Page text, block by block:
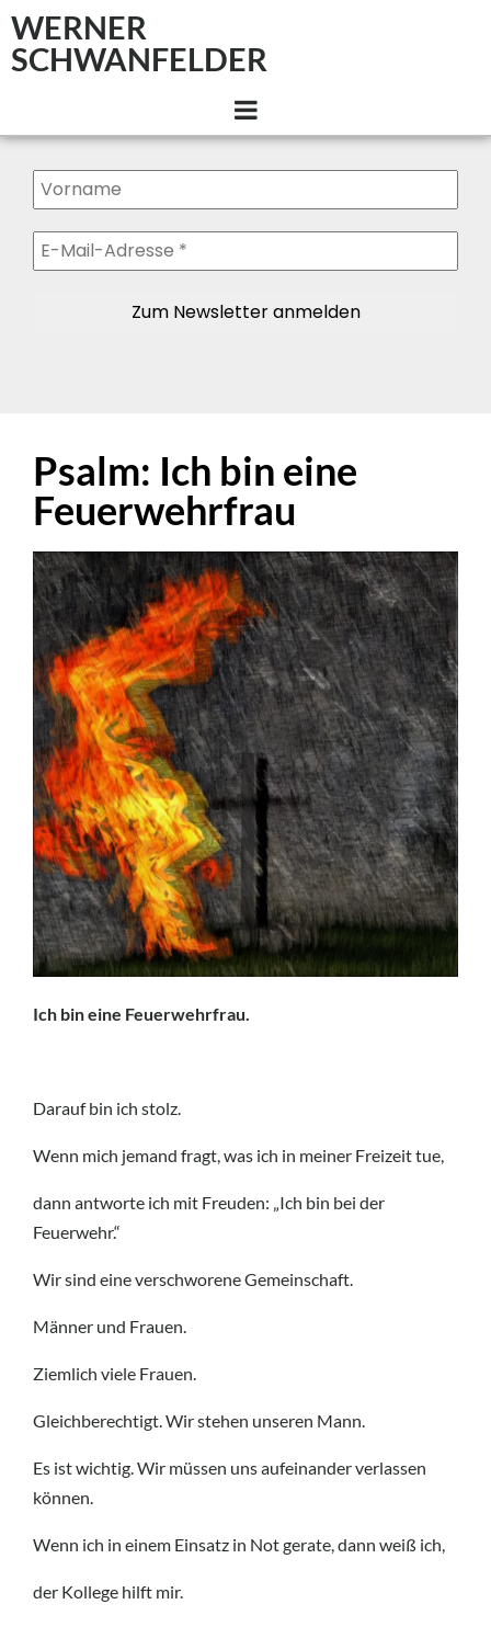
WERNER
SCHWANFELDER
Psalm: Ich bin eine
Feuerwehrfrau
Ich bin eine Feuerwehrfrau.
Darauf bin ich stolz.
Wenn mich jemand fragt, was ich in meiner Freizeit tue,
dann antworte ich mit Freuden: „Ich bin bei der
Feuerwehr.“
Wir sind eine verschworene Gemeinschaft.
Männer und Frauen.
Ziemlich viele Frauen.
Gleichberechtigt. Wir stehen unseren Mann.
Es ist wichtig. Wir müssen uns aufeinander verlassen
können.
Wenn ich in einem Einsatz in Not gerate, dann weiß ich,
der Kollege hilft mir.